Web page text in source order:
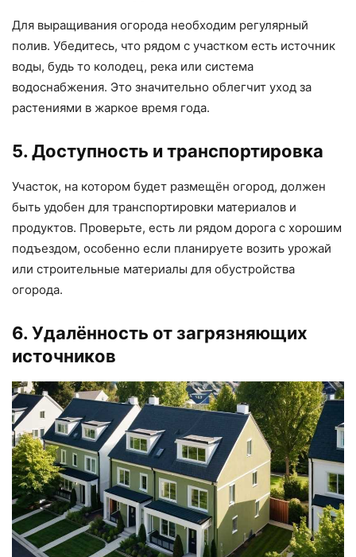
Для выращивания огорода необходим регулярный
полив. Убедитесь, что рядом с участком есть источник
воды, будь то колодец, река или система
водоснабжения. Это значительно облегчит уход за
растениями в жаркое время года.
5. Доступность и транспортировка
Участок, на котором будет размещён огород, должен
быть удобен для транспортировки материалов и
продуктов. Проверьте, есть ли рядом дорога с хорошим
подъездом, особенно если планируете возить урожай
или строительные материалы для обустройства
огорода.
6. Удалённость от загрязняющих
источников